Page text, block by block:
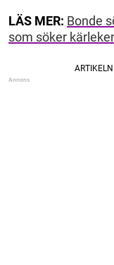
LÄS MER: Bonde
som söker